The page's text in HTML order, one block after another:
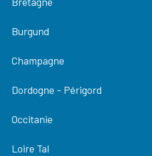
Burgund
Champagne
Dordogne - Périgord
Occitanie
Loire Tal